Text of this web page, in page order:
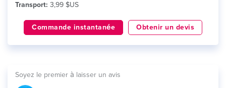
Transport: 3,99 $US
Commande instantanée Obtenir un devis
Soyez le premier à laisser un avis